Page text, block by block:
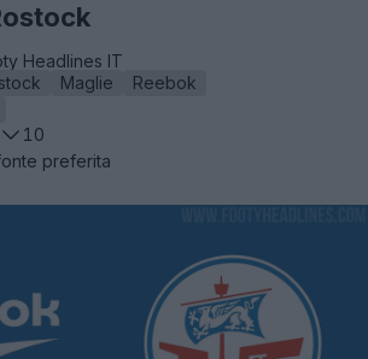
Headlines IT
Maglie
Reebok
10
preferita